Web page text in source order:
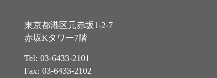
東京都港区元赤坂1-2-7
赤坂Kタワー7階
Tel: 03-6433-2101
Fax: 03-6433-2102